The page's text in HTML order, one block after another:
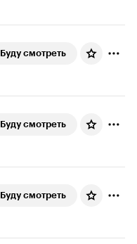
Буду смотреть
Буду смотреть
Буду смотреть